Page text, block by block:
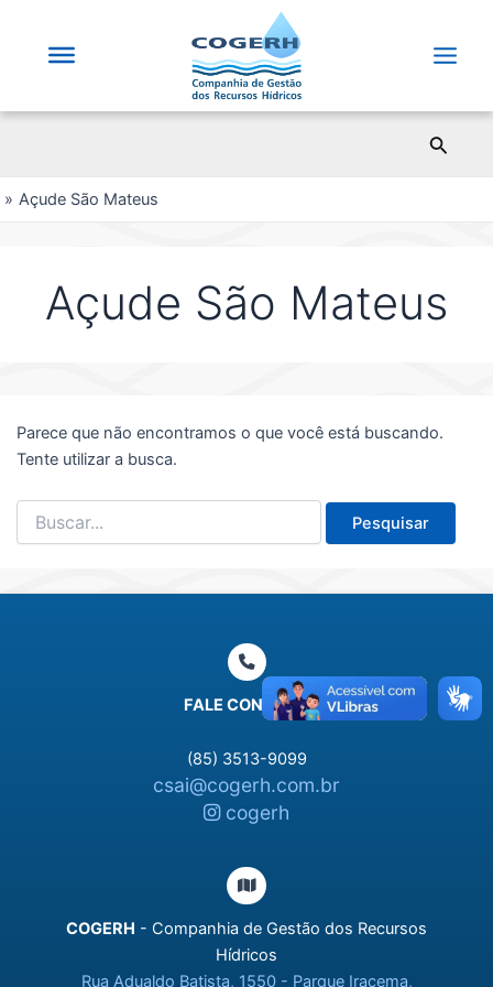
Açude São Mateus
Açude São Mateus
Parece que não encontramos o que você está buscando.
Tente utilizar a busca.
Pesquisar
por:
FALE CONOSCO
(85) 3513-9099
csai@cogerh.com.br
cogerh
COGERH - Companhia de Gestão dos Recursos
Hídricos
Rua Adualdo Batista, 1550 - Parque Iracema,